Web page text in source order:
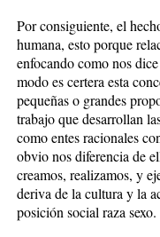
Por consiguiente, el
humana, esto porque
enfocando como nos
modo es certera esta
pequeñas o grandes
trabajo que desarrollan
como entes racionales
obvio nos diferencia de
creamos, realizamos, y
deriva de la cultura y la
posición social raza sexo.